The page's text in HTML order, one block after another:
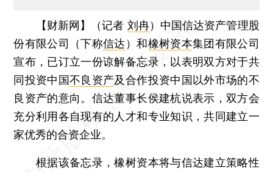
【财新网】（记者 刘冉） 中国信达资产管理股
份有限公司（下称信达 ）和橡树资本集团有限公司
宣布，已订立一份谅解备忘录，以表明双方对于共
同投资中国不良资产及合作投资中国以外市场的不
良资产的意向。信达董事长侯建杭说表示，双方会
充分利用各自现有的人才和专业知识，共同建立一
家优秀的合资企业。
根据该备忘录，橡树资本将与信达建立策略性